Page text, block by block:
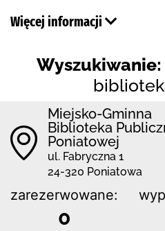
Więcej informacji
Wyszukiwanie:
Miejsko-Gminna
Biblioteka
Poniatowej
ul. Fabryczna 1
24-320 Poniatowa
zarezerwowane:
0